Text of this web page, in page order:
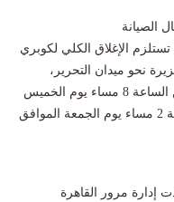
الصيانة
الإغلاق الكلي لكوبري
نحو ميدان التحرير،
مشيرة إلى أن هذا الإغلاق سيبدأ اعتباراً من الساعة 8 مساء يوم الخميس
الموافق 21 مايو 2026، ويستمر حتى الساعة 2 مساء يوم الجمعة الموافق
مرور القاهرة